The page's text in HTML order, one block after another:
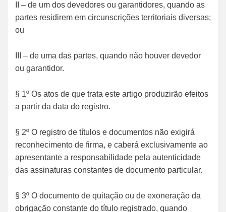
II – de um dos devedores ou garantidores, quando as
partes residirem em circunscrições territoriais diversas;
ou
III – de uma das partes, quando não houver devedor
ou garantidor.
§ 1º Os atos de que trata este artigo produzirão efeitos
a partir da data do registro.
§ 2º O registro de títulos e documentos não exigirá
reconhecimento de firma, e caberá exclusivamente ao
apresentante a responsabilidade pela autenticidade
das assinaturas constantes de documento particular.
§ 3º O documento de quitação ou de exoneração da
obrigação constante do título registrado, quando